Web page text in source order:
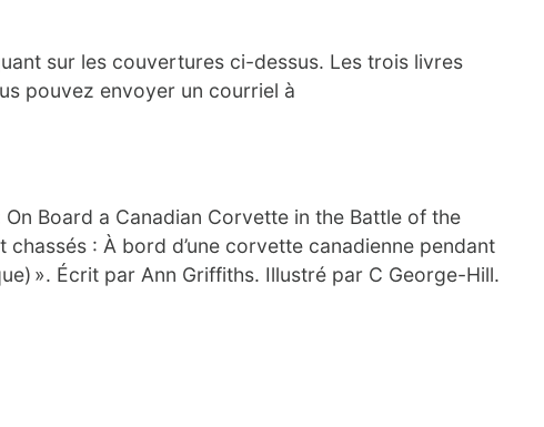
sur les couvertures ci-dessus. Les trois livres
pouvez envoyer un courriel à
On Board a Canadian Corvette in the Battle of the
chassés : À bord d’une corvette canadienne pendant
». Écrit par Ann Griffiths. Illustré par C George-Hill.